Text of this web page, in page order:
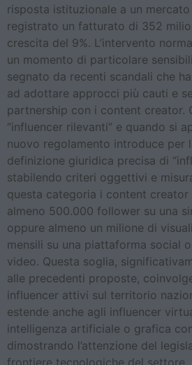
risposta istituzionale a un
registrato un fatturato di 352
crescita del 9%. L’intervento
un momento di particolare
segnato da recenti scandali che
ad adottare approcci più cauti e
partnership con i content creator.
“influencer rilevanti” e quando si
nuovo regolamento introduce per
definizione giuridica precisa di
stabilendo criteri oggettivi e
questa categoria i content creator
almeno 500.000 follower su una
oppure almeno un milione di
mensili su una piattaforma social
video. Questa soglia,
alle precedenti proposte,
influencer attivi sul territorio
estende anche agli influencer
intelligenza artificiale o grafica
dimostrando l’attenzione del
frontiere tecnologiche del settore.